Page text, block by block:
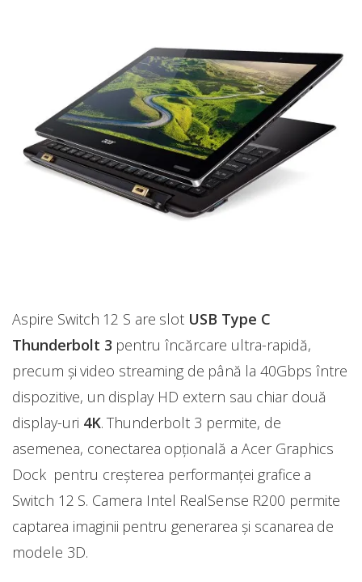
Aspire Switch 12 S are slot USB Type C
Thunderbolt 3 pentru încărcare ultra-rapidă,
precum și video streaming de până la 40Gbps între
dispozitive, un display HD extern sau chiar două
display-uri 4K. Thunderbolt 3 permite, de
asemenea, conectarea opțională a Acer Graphics
Dock pentru creșterea performanței grafice a
Switch 12 S. Camera Intel RealSense R200 permite
captarea imaginii pentru generarea și scanarea de
modele 3D.